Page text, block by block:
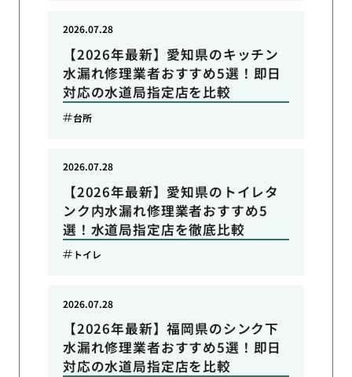
【2026年最新】愛知県のキッチン
水漏れ修理業者おすすめ5選！即日
対応の水道局指定店を比較
2026.07.28
台所
【2026年最新】愛知県のトイレタ
ンク内水漏れ修理業者おすすめ5
選！水道局指定店を徹底比較
2026.07.28
トイレ
【2026年最新】福岡県のシンク下
水漏れ修理業者おすすめ5選！即日
対応の水道局指定店を比較
2026.07.28